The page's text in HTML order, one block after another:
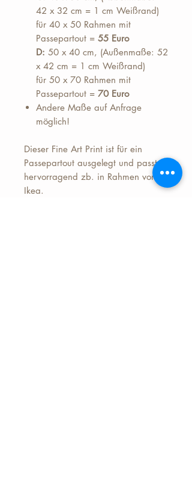
42 x 32 cm = 1 cm Weißrand)
für 40 x 50 Rahmen mit
Passepartout = 55 Euro
D: 50 x 40 cm, (Außenmaße: 52
x 42 cm = 1 cm Weißrand)
für 50 x 70 Rahmen mit
Passepartout = 70 Euro
Andere Maße auf Anfrage
möglich!
Dieser Fine Art Print ist für ein
Passepartout ausgelegt und passt
hervorragend zb. in Rahmen von
Ikea.